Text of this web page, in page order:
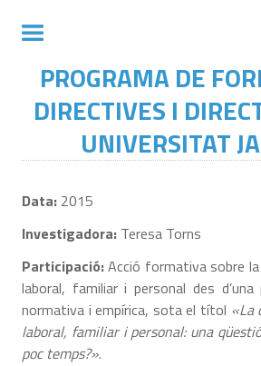
PROGRAMA DE
DIRECTIVES I
UNIVERSITAT
Data: 2015
Investigadora: Teresa Torns
Participació:Acció formativa sobre
laboral, familiar i personal des
normativa i empírica, sota el títol «La
laboral, familiar i personal: una
poc temps?».